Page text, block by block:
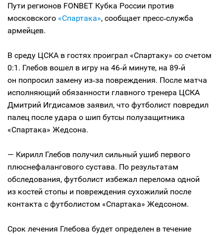
Пути регионов FONBET Кубка России против
московского «Спартака», сообщает пресс‑служба
армейцев.
В среду ЦСКА в гостях проиграл «Спартаку» со счетом
0:1. Глебов вошел в игру на 46‑й минуте, на 89‑й
он попросил замену из‑за повреждения. После матча
исполняющий обязанности главного тренера ЦСКА
Дмитрий Игдисамов заявил, что футболист повредил
палец после удара о шип бутсы полузащитника
«Спартака» Жедсона.
— Кирилл Глебов получил сильный ушиб первого
плюснефалангового сустава. По результатам
обследования, футболист избежал перелома одной
из костей стопы и повреждения сухожилий после
контакта с футболистом «Спартака» Жедсоном.
Срок лечения Глебова будет определен в течение